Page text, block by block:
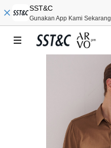
SST&C
Gunakan App Kami Sekarang